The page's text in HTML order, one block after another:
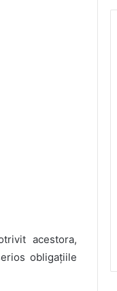
acestora,
obligațiile